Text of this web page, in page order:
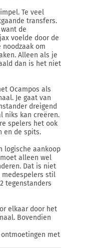
Te veel
transfers.
de
voelde door de
om
Alleen als je
dan is het niet
Ocampos als
Je gaat van
dreigend
niks kan creëren.
spelers het ook
en de spits.
logische aankoop
alleen wel
Dat is niet
stil
tegenstanders
elkaar door het
Bovendien
met